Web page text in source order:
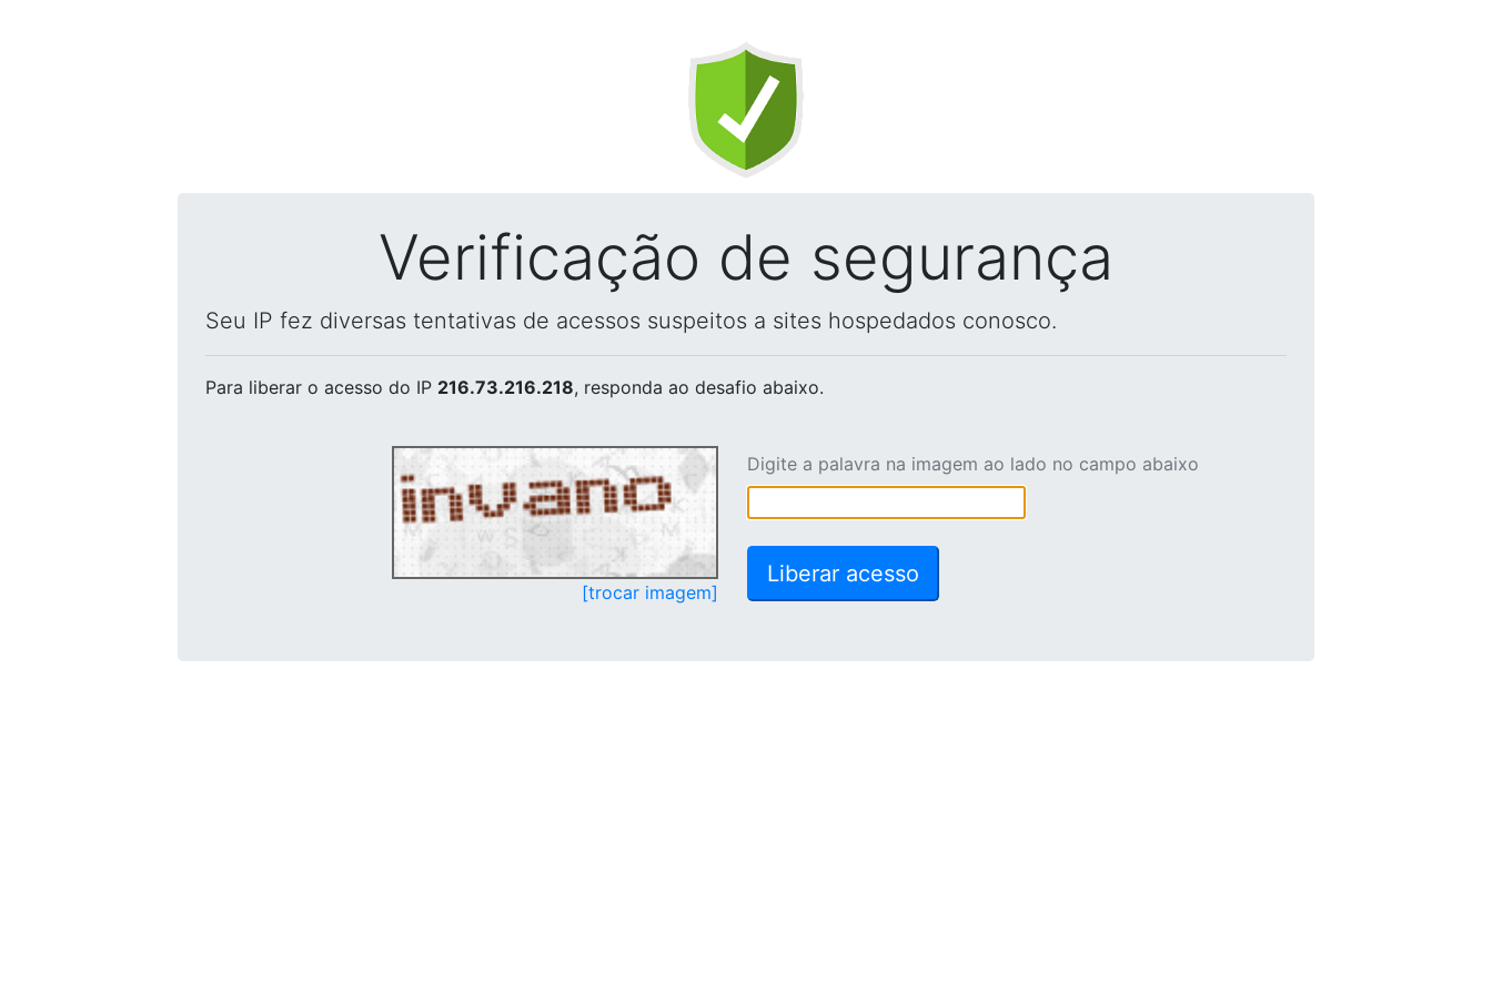
Verificação de segurança
Seu IP fez diversas tentativas de acessos suspeitos a sites hospedados conosco.
Para liberar o acesso do IP 216.73.216.218, responda ao desafio abaixo.
[trocar imagem]
Digite a palavra na imagem ao lado no campo abaixo